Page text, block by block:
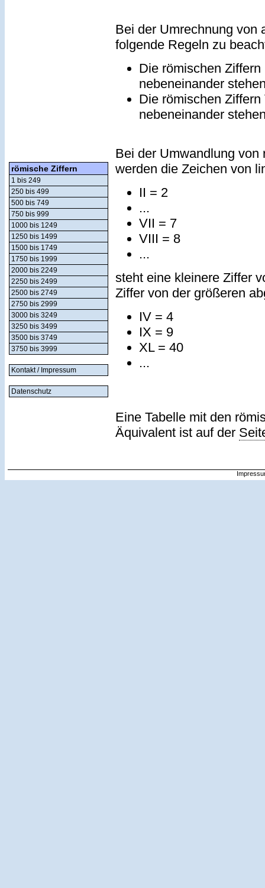
römische Ziffern
1 bis 249
250 bis 499
500 bis 749
750 bis 999
1000 bis 1249
1250 bis 1499
1500 bis 1749
1750 bis 1999
2000 bis 2249
2250 bis 2499
2500 bis 2749
2750 bis 2999
3000 bis 3249
3250 bis 3499
3500 bis 3749
3750 bis 3999
Kontakt / Impressum
Datenschutz
Bei der Umrechnung von
folgende Regeln zu
Die römischen
nebeneinander
Die römischen
nebeneinander
Bei der Umwandlung von
werden die Zeichen von
II = 2
...
VII = 7
VIII = 8
...
steht eine kleinere Ziffer
Ziffer von der größeren
IV = 4
IX = 9
XL = 40
...
Eine Tabelle mit den
Äquivalent ist auf der